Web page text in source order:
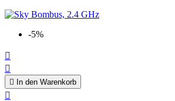
-5%


 In den Warenkorb
